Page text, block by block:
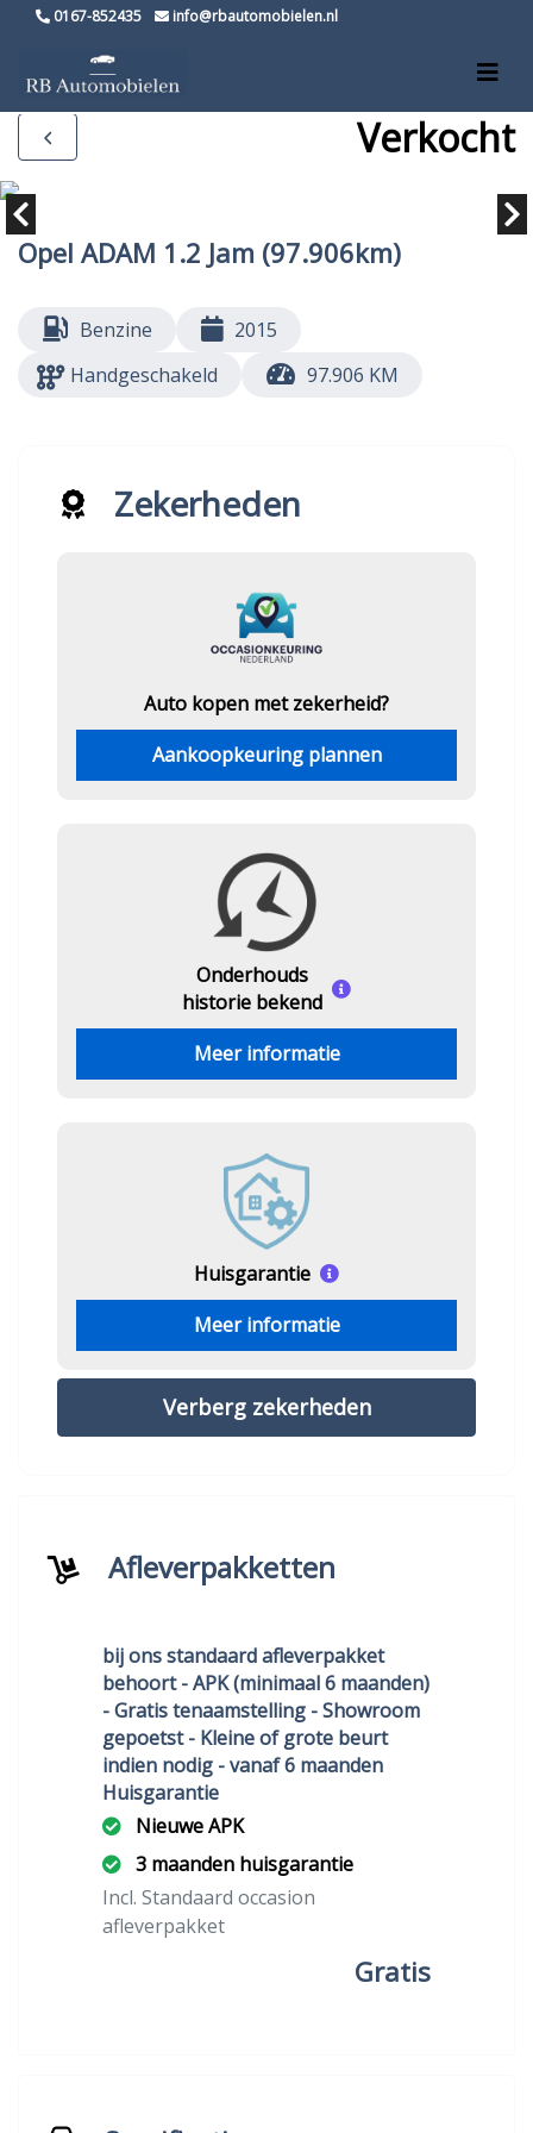
0167-852435 info@rbautomobielen.nl
Verkocht
Opel ADAM 1.2 Jam (97.906km)
Benzine
2015
Handgeschakeld
97.906 KM
Zekerheden
Auto kopen met zekerheid?
Aankoopkeuring plannen
Onderhouds
historie bekend
Meer informatie
Huisgarantie
Meer informatie
Verberg zekerheden
Afleverpakketten
bij ons standaard afleverpakket
behoort - APK (minimaal 6 maanden)
- Gratis tenaamstelling - Showroom
gepoetst - Kleine of grote beurt
indien nodig - vanaf 6 maanden
Huisgarantie
Nieuwe APK
3 maanden huisgarantie
Incl. Standaard occasion
afleverpakket
Gratis